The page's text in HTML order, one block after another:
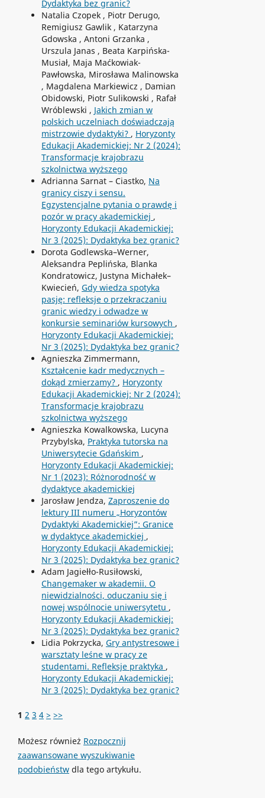
Dydaktyka bez granic?
Natalia Czopek , Piotr Derugo,
Remigiusz Gawlik , Katarzyna
Gdowska , Antoni Grzanka ,
Urszula Janas , Beata Karpińska-
Musiał, Maja Maćkowiak-
Pawłowska, Mirosława Malinowska
, Magdalena Markiewicz , Damian
Obidowski, Piotr Sulikowski , Rafał
Wróblewski , Jakich zmian w
polskich uczelniach doświadczają
mistrzowie dydaktyki? , Horyzonty
Edukacji Akademickiej: Nr 2 (2024):
Transformacje krajobrazu
szkolnictwa wyższego
Adrianna Sarnat – Ciastko, Na
granicy ciszy i sensu.
Egzystencjalne pytania o prawdę i
pozór w pracy akademickiej ,
Horyzonty Edukacji Akademickiej:
Nr 3 (2025): Dydaktyka bez granic?
Dorota Godlewska–Werner,
Aleksandra Peplińska, Blanka
Kondratowicz, Justyna Michałek–
Kwiecień, Gdy wiedza spotyka
pasję: refleksje o przekraczaniu
granic wiedzy i odwadze w
konkursie seminariów kursowych ,
Horyzonty Edukacji Akademickiej:
Nr 3 (2025): Dydaktyka bez granic?
Agnieszka Zimmermann,
Kształcenie kadr medycznych –
dokąd zmierzamy? , Horyzonty
Edukacji Akademickiej: Nr 2 (2024):
Transformacje krajobrazu
szkolnictwa wyższego
Agnieszka Kowalkowska, Lucyna
Przybylska, Praktyka tutorska na
Uniwersytecie Gdańskim ,
Horyzonty Edukacji Akademickiej:
Nr 1 (2023): Różnorodność w
dydaktyce akademickiej
Jarosław Jendza, Zaproszenie do
lektury III numeru „Horyzontów
Dydaktyki Akademickiej”: Granice
w dydaktyce akademickiej ,
Horyzonty Edukacji Akademickiej:
Nr 3 (2025): Dydaktyka bez granic?
Adam Jagiełło-Rusiłowski,
Changemaker w akademii. O
niewidzialności, oduczaniu się i
nowej wspólnocie uniwersytetu ,
Horyzonty Edukacji Akademickiej:
Nr 3 (2025): Dydaktyka bez granic?
Lidia Pokrzycka, Gry antystresowe i
warsztaty leśne w pracy ze
studentami. Refleksje praktyka ,
Horyzonty Edukacji Akademickiej:
Nr 3 (2025): Dydaktyka bez granic?
1 2 3 4 > >>
Możesz również Rozpocznij
zaawansowane wyszukiwanie
podobieństwdla tego artykułu.